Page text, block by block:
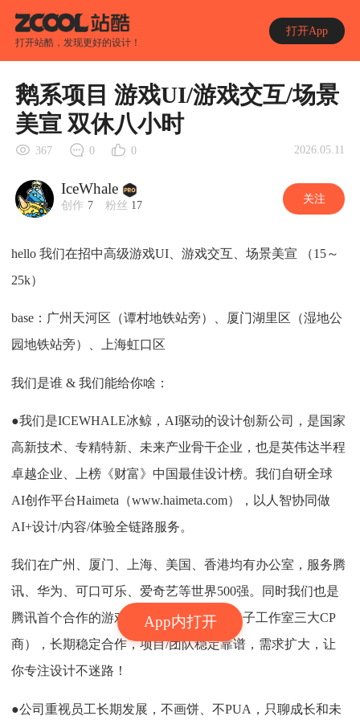
打开站酷，发现更好的设计！
打开App
App内打开
鹅系项目 游戏UI/游戏交互/场景
美宣 双休八小时
367 0 0 2026.05.11
IceWhale
创作 7 粉丝 17 关注
hello 我们在招中高级游戏UI、游戏交互、场景美宣 （15～
25k）
base：广州天河区（谭村地铁站旁）、厦门湖里区（湿地公
园地铁站旁）、上海虹口区
我们是谁 & 我们能给你啥：
●我们是ICEWHALE冰鲸，AI驱动的设计创新公司，是国家
高新技术、专精特新、未来产业骨干企业，也是英伟达半程
卓越企业、上榜《财富》中国最佳设计榜。我们自研全球
AI创作平台Haimeta（www.haimeta.com），以人智协同做
AI+设计/内容/体验全链路服务。
我们在广州、厦门、上海、美国、香港均有办公室，服务腾
讯、华为、可口可乐、爱奇艺等世界500强。同时我们也是
腾讯首个合作的游戏交互设计供应商（光子工作室三大CP
商），长期稳定合作，项目/团队稳定靠谱，需求扩大，让
你专注设计不迷路！
●公司重视员工长期发展，不画饼、不PUA，只聊成长和未